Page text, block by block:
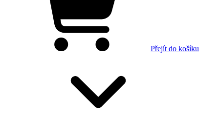
Přejít do košíku